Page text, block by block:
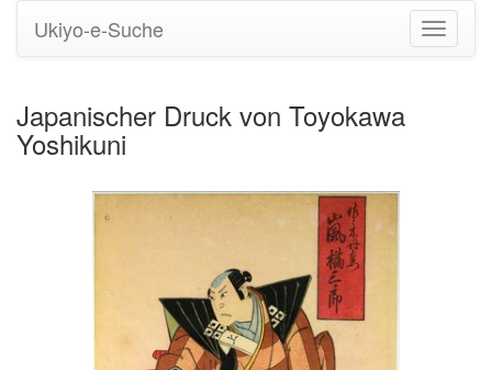
Ukiyo-e-Suche
Japanischer Druck von Toyokawa
Yoshikuni